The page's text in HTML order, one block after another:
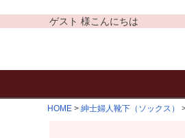
ゲスト 様こんにちは
HOME 紳士婦人靴下（ソックス）